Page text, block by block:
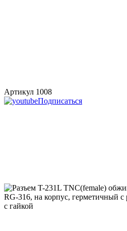
Артикул 1008
Подписаться